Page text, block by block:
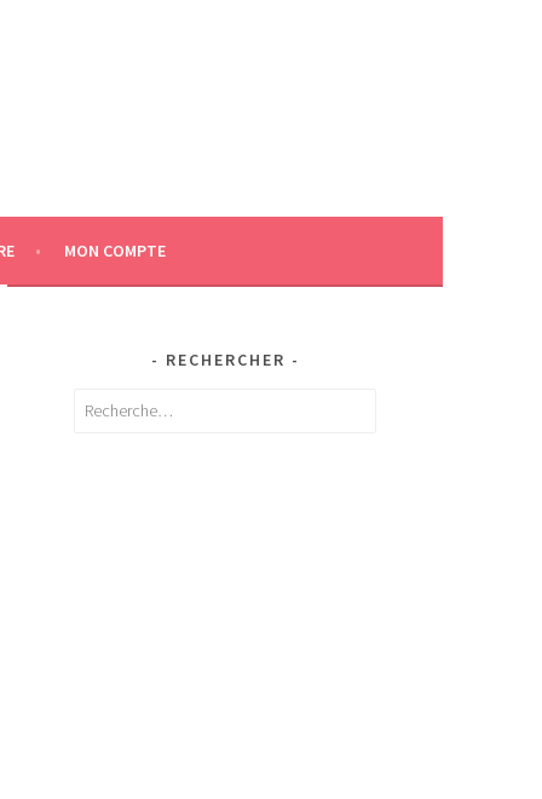
MON COMPTE
RECHERCHER
Rechercher :